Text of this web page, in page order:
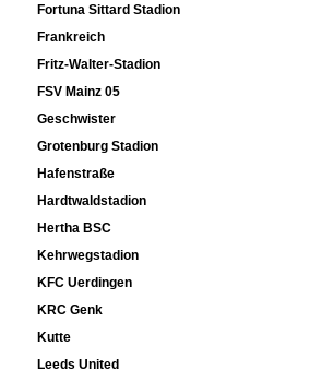
Fortuna Sittard Stadion
Frankreich
Fritz-Walter-Stadion
FSV Mainz 05
Geschwister
Grotenburg Stadion
Hafenstraße
Hardtwaldstadion
Hertha BSC
Kehrwegstadion
KFC Uerdingen
KRC Genk
Kutte
Leeds United